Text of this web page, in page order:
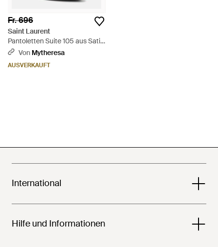
Fr. 696
Saint Laurent
Pantoletten Suite 105 aus Satin
- Grün
Von Mytheresa
AUSVERKAUFT
International
Hilfe und Informationen